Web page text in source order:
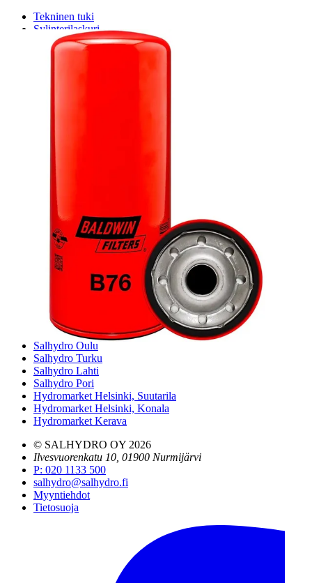
Tekninen tuki
Sylinterilaskuri
Sähköteholaskuri
Virtausnopeuslaskuri
Avoimet työpaikat
Ympäristöpolitiikka
Laskutustiedot
Tilinavaushakemus
Jälleenmyyjät
Yhteystiedot
Pääkonttori ja logistiikkakeskus
Salhydro Nurmijärvi
Salhydro Jyväskylä
Salhydro Kuopio
Salhydro Oulu
Salhydro Turku
Salhydro Lahti
Salhydro Pori
Hydromarket Helsinki, Suutarila
Hydromarket Helsinki, Konala
Hydromarket Kerava
© SALHYDRO OY 2026
Ilvesvuorenkatu 10, 01900 Nurmijärvi
P: 020 1133 500
salhydro@salhydro.fi
Myyntiehdot
Tietosuoja